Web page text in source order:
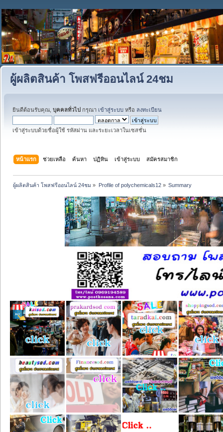
ผู้ผลิตสินค้า โพสฟรีออนไลน์ 24ชม
ยินดีต้อนรับคุณ, บุคคลทั่วไป กรุณา เข้าสู่ระบบ หรือ ลงทะเบียน
เข้าสู่ระบบด้วยชื่อผู้ใช้ รหัสผ่าน และระยะเวลาในเซสชั่น
หน้าแรก ช่วยเหลือ ค้นหา ปฏิทิน เข้าสู่ระบบ สมัครสมาชิก
ผู้ผลิตสินค้า โพสฟรีออนไลน์ 24ชม » Profile of polychemicals12» Summary